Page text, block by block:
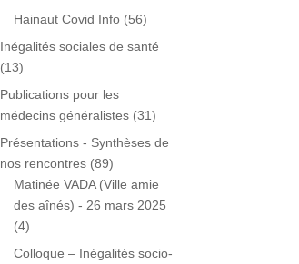
Hainaut Covid Info (56)
Inégalités sociales de santé
(13)
Publications pour les
médecins généralistes (31)
Présentations - Synthèses de
nos rencontres (89)
Matinée VADA (Ville amie
des aînés) - 26 mars 2025
(4)
Colloque – Inégalités socio-